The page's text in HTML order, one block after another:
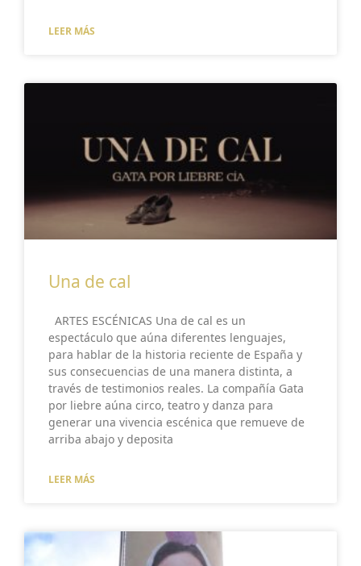
LEER MÁS
Una de cal
ARTES ESCÉNICAS Una de cal es un
espectáculo que aúna diferentes lenguajes,
para hablar de la historia reciente de España y
sus consecuencias de una manera distinta, a
través de testimonios reales. La compañía Gata
por liebre aúna circo, teatro y danza para
generar una vivencia escénica que remueve de
arriba abajo y deposita
LEER MÁS